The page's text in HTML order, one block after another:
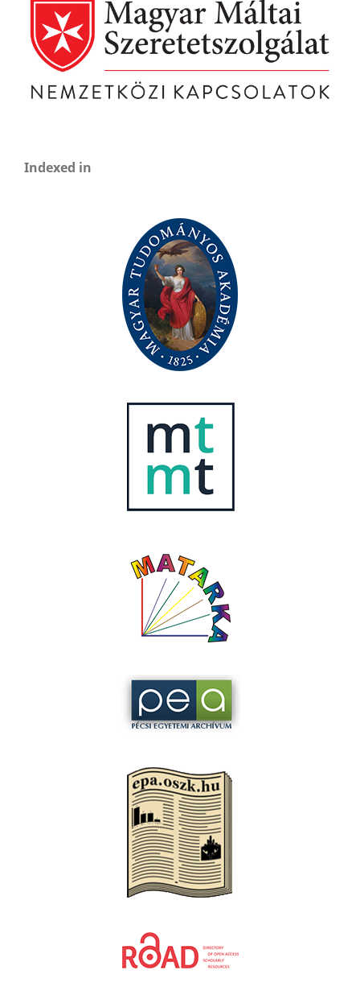
Indexed in